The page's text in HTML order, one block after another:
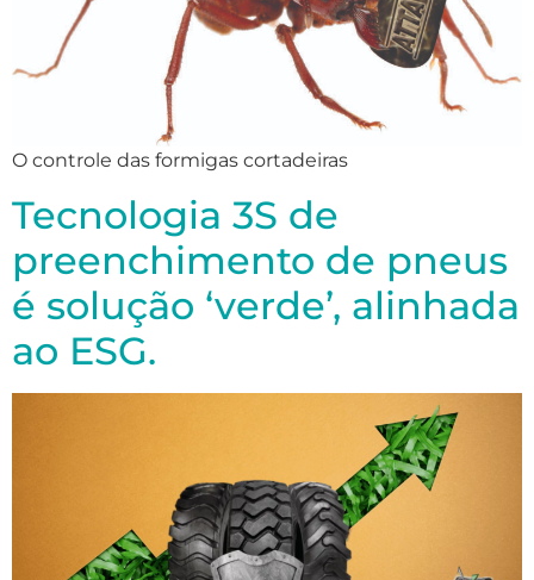
O controle das formigas cortadeiras
Tecnologia 3S de
preenchimento de pneus
é solução ‘verde’, alinhada
ao ESG.